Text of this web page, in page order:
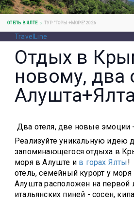
ОТЕЛЬ В ЯЛТЕ ТУР "ГОРЫ +МОРЕ" 2026
TravelLine
Отдых в
новому, два
Два отеля, две новые эмоции
Реализуйте уникальную идею
запоминающегося отдыха в
моря в Алуште и в горах Ялты!
отель, семейный курорт у
Алушта расположен на первой
итальянских пиней - сосен,